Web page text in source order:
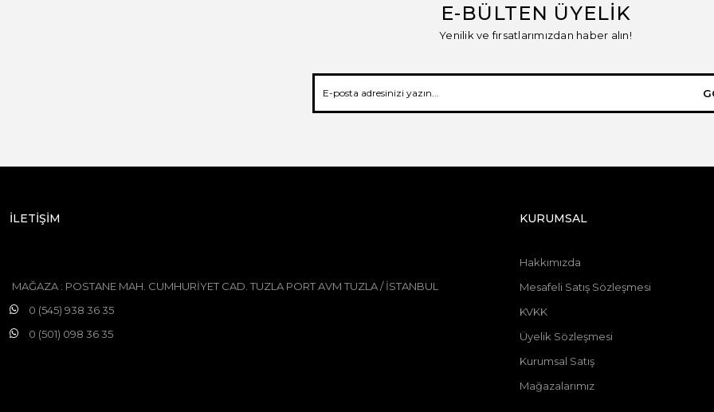
E-BÜLTEN ÜYELİK
Yenilik ve fırsatlarımızdan haber alın!
İLETİŞİM
MAĞAZA : POSTANE MAH. CUMHURİYET CAD. TUZLA PORT AVM TUZLA / İSTANBUL
0 (545) 938 36 35
0 (501) 098 36 35
KURUMSAL
Hakkımızda
Mesafeli Satış Sözleşmesi
KVKK
Üyelik Sözleşmesi
Kurumsal Satış
Mağazalarımız